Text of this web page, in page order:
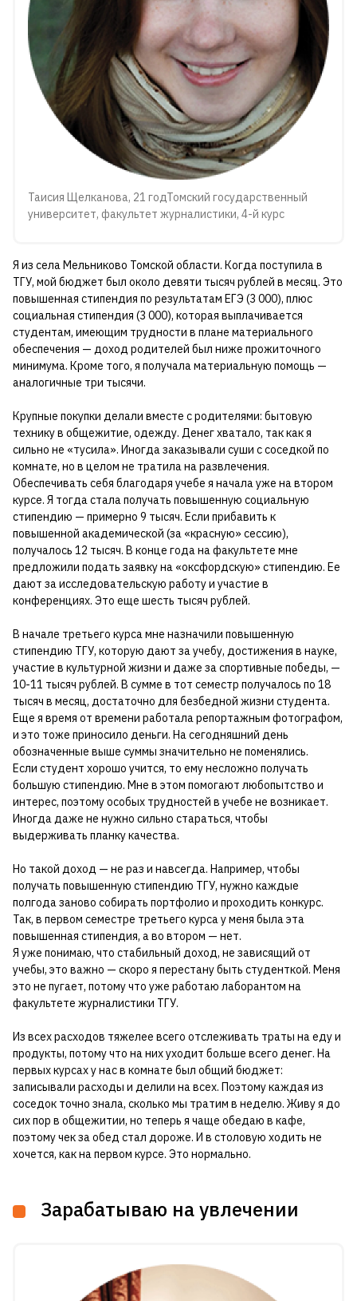
Таисия Щелканова, 21 годТомский государственный
университет, факультет журналистики, 4-й курс
Я из села Мельниково Томской области. Когда поступила в
ТГУ, мой бюджет был около девяти тысяч рублей в месяц. Это
повышенная стипендия по результатам ЕГЭ (3 000), плюс
социальная стипендия (3 000), которая выплачивается
студентам, имеющим трудности в плане материального
обеспечения — доход родителей был ниже прожиточного
минимума. Кроме того, я получала материальную помощь —
аналогичные три тысячи.
Крупные покупки делали вместе с родителями: бытовую
технику в общежитие, одежду. Денег хватало, так как я
сильно не «тусила». Иногда заказывали суши с соседкой по
комнате, но в целом не тратила на развлечения.
Обеспечивать себя благодаря учебе я начала уже на втором
курсе. Я тогда стала получать повышенную социальную
стипендию — примерно 9 тысяч. Если прибавить к
повышенной академической (за «красную» сессию),
получалось 12 тысяч. В конце года на факультете мне
предложили подать заявку на «оксфордскую» стипендию. Ее
дают за исследовательскую работу и участие в
конференциях. Это еще шесть тысяч рублей.
В начале третьего курса мне назначили повышенную
стипендию ТГУ, которую дают за учебу, достижения в науке,
участие в культурной жизни и даже за спортивные победы, —
10-11 тысяч рублей. В сумме в тот семестр получалось по 18
тысяч в месяц, достаточно для безбедной жизни студента.
Еще я время от времени работала репортажным фотографом,
и это тоже приносило деньги. На сегодняшний день
обозначенные выше суммы значительно не поменялись.
Если студент хорошо учится, то ему несложно получать
большую стипендию. Мне в этом помогают любопытство и
интерес, поэтому особых трудностей в учебе не возникает.
Иногда даже не нужно сильно стараться, чтобы
выдерживать планку качества.
Но такой доход — не раз и навсегда. Например, чтобы
получать повышенную стипендию ТГУ, нужно каждые
полгода заново собирать портфолио и проходить конкурс.
Так, в первом семестре третьего курса у меня была эта
повышенная стипендия, а во втором — нет.
Я уже понимаю, что стабильный доход, не зависящий от
учебы, это важно — скоро я перестану быть студенткой. Меня
это не пугает, потому что уже работаю лаборантом на
факультете журналистики ТГУ.
Из всех расходов тяжелее всего отслеживать траты на еду и
продукты, потому что на них уходит больше всего денег. На
первых курсах у нас в комнате был общий бюджет:
записывали расходы и делили на всех. Поэтому каждая из
соседок точно знала, сколько мы тратим в неделю. Живу я до
сих пор в общежитии, но теперь я чаще обедаю в кафе,
поэтому чек за обед стал дороже. И в столовую ходить не
хочется, как на первом курсе. Это нормально.
Зарабатываю на увлечении